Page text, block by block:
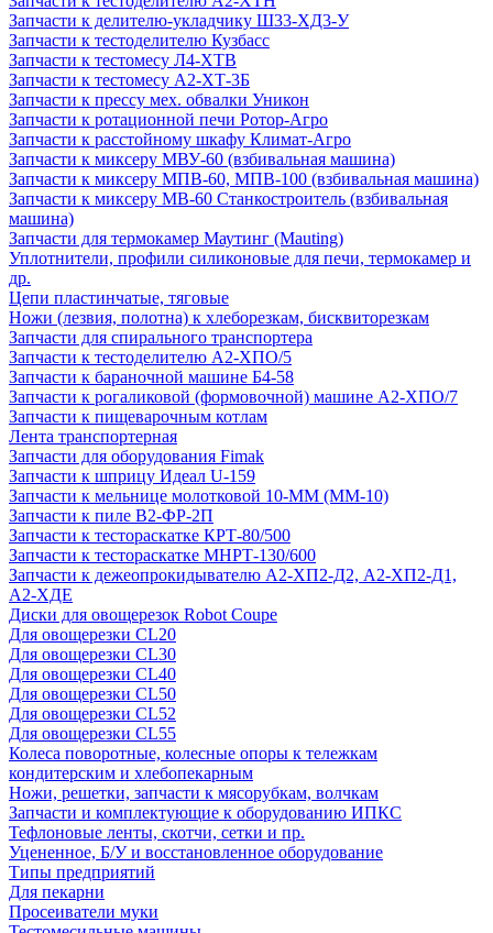
Запчасти к делителю-укладчику Ш33-ХД3-У
Запчасти к тестоделителю Кузбасс
Запчасти к тестомесу Л4-ХТВ
Запчасти к тестомесу А2-ХТ-3Б
Запчасти к прессу мех. обвалки Уникон
Запчасти к ротационной печи Ротор-Агро
Запчасти к расстойному шкафу Климат-Агро
Запчасти к миксеру МВУ-60 (взбивальная машина)
Запчасти к миксеру МПВ-60, МПВ-100 (взбивальная машина)
Запчасти к миксеру МВ-60 Станкостроитель (взбивальная
машина)
Запчасти для термокамер Маутинг (Mauting)
Уплотнители, профили силиконовые для печи, термокамер и
др.
Цепи пластинчатые, тяговые
Ножи (лезвия, полотна) к хлеборезкам, бисквиторезкам
Запчасти для спирального транспортера
Запчасти к тестоделителю А2-ХПО/5
Запчасти к бараночной машине Б4-58
Запчасти к рогаликовой (формовочной) машине А2-ХПО/7
Запчасти к пищеварочным котлам
Лента транспортерная
Запчасти для оборудования Fimak
Запчасти к шприцу Идеал U-159
Запчасти к мельнице молотковой 10-ММ (ММ-10)
Запчасти к пиле В2-ФР-2П
Запчасти к тестораскатке КРТ-80/500
Запчасти к тестораскатке МНРТ-130/600
Запчасти к деже­опрокидывателю А2-ХП2-Д2, А2-ХП2-Д1,
А2-ХДЕ
Диски для овощерезок Robot Coupe
Для овощерезки CL20
Для овощерезки CL30
Для овощерезки CL40
Для овощерезки CL50
Для овощерезки CL52
Для овощерезки CL55
Колеса поворотные, колесные опоры к тележкам
кондитерским и хлебопекарным
Ножи, решетки, запчасти к мясорубкам, волчкам
Запчасти и комплектующие к оборудованию ИПКС
Тефлоновые ленты, скотчи, сетки и пр.
Уцененное, Б/У и восстановленное оборудование
Типы предприятий
Для пекарни
Просеиватели муки